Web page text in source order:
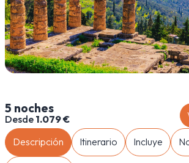
Descripción Itinerario Incluye
5 noches
Desde 1.079 €